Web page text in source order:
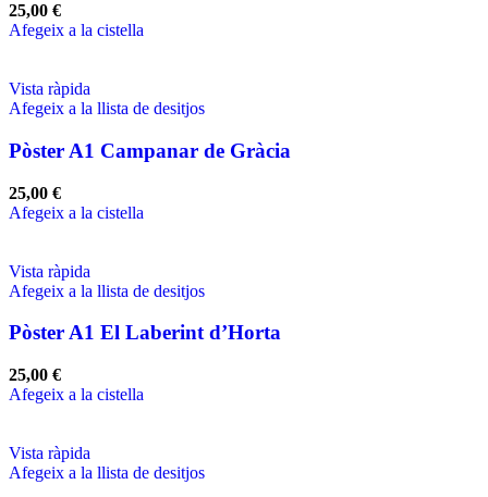
25,00 €
Afegeix a la cistella
Vista ràpida
Afegeix a la llista de desitjos
Pòster A1 Campanar de Gràcia
25,00 €
Afegeix a la cistella
Vista ràpida
Afegeix a la llista de desitjos
Pòster A1 El Laberint d’Horta
25,00 €
Afegeix a la cistella
Vista ràpida
Afegeix a la llista de desitjos